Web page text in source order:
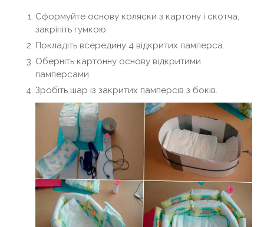
Сформуйте основу коляски з картону і скотча,
закріпіть гумкою.
Покладіть всередину 4 відкритих памперса.
Оберніть картонну основу відкритими
памперсами.
Зробіть шар із закритих памперсів з боків.